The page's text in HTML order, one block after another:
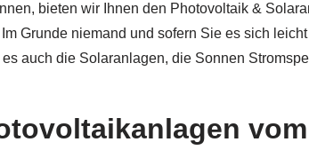
bieten wir Ihnen den Photovoltaik &
Grunde niemand und sofern Sie es sich
auch die Solaranlagen, die Sonnen